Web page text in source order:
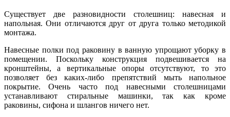
Существует две разновидности столешниц: навесная и
напольная. Они отличаются друг от друга только методикой
монтажа.
Навесные полки под раковину в ванную упрощают уборку в
помещении. Поскольку конструкция подвешивается на
кронштейны, а вертикальные опоры отсутствуют, то это
позволяет без каких-либо препятствий мыть напольное
покрытие. Очень часто под навесными столешницами
устанавливают стиральные машинки, так как кроме
раковины, сифона и шлангов ничего нет.